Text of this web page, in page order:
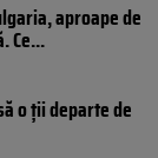
aproape de
Ce...
o ții departe de